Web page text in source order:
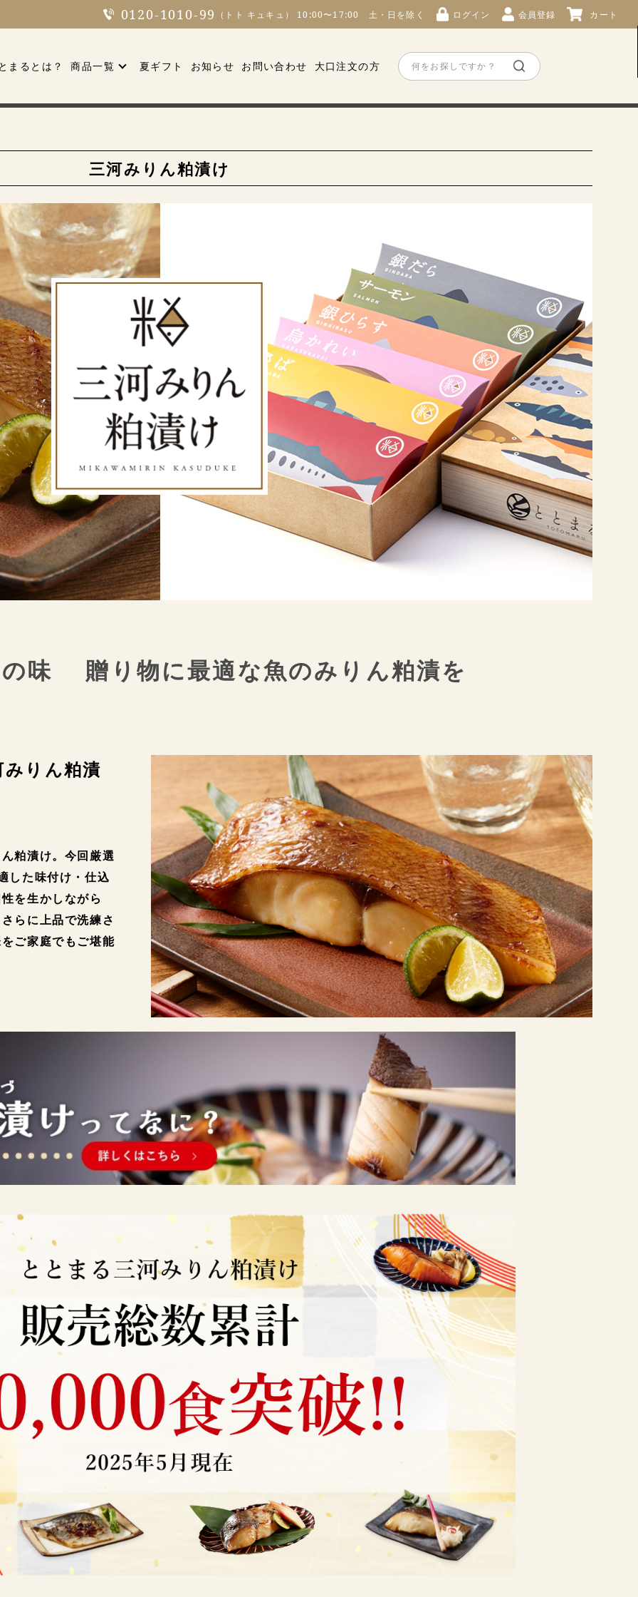
0120-1010-99 （トト キュキュ） 10:00〜17:00 土・日を除く ログイン 会員登録 カート
まるとは？ 商品一覧 夏ギフト お知らせ お問い合わせ 大口注文の方
三河みりん粕漬け
の味 贈り物に最適な魚のみりん粕漬を
みりん粕漬
粕漬け。今回厳選
した味付け・仕込
を生かしながら
らに上品で洗練さ
ご家庭でもご堪能